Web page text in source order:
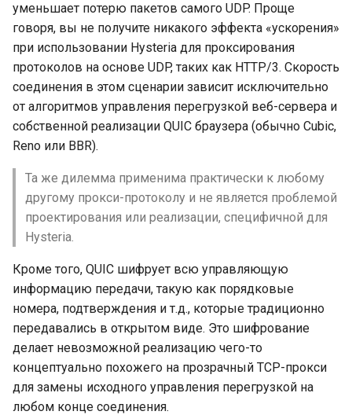
к
а
Hysteria Realms
Переменные окружения
Тест скорости
Производительность
Устранение неполадок
уменьшает потерю пакетов самого UDP. Проще
говоря, вы не получите никакого эффекта «ускорения»
при использовании Hysteria для проксирования
протоколов на основе UDP, таких как HTTP/3. Скорость
соединения в этом сценарии зависит исключительно
от алгоритмов управления перегрузкой веб-сервера и
собственной реализации QUIC браузера (обычно Cubic,
Reno или BBR).
Та же дилемма применима практически к любому
другому прокси-протоколу и не является проблемой
проектирования или реализации, специфичной для
Hysteria.
Кроме того, QUIC шифрует всю управляющую
информацию передачи, такую как порядковые
номера, подтверждения и т.д., которые традиционно
передавались в открытом виде. Это шифрование
делает невозможной реализацию чего-то
концептуально похожего на прозрачный TCP-прокси
для замены исходного управления перегрузкой на
любом конце соединения.